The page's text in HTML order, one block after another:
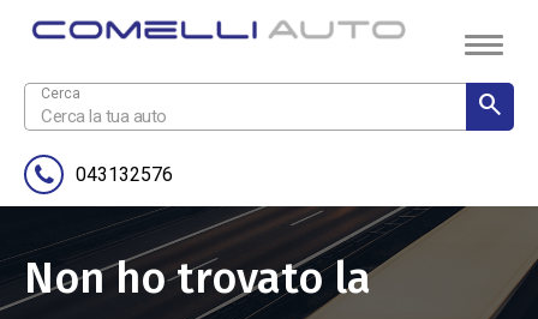
043132576
Non ho trovato la